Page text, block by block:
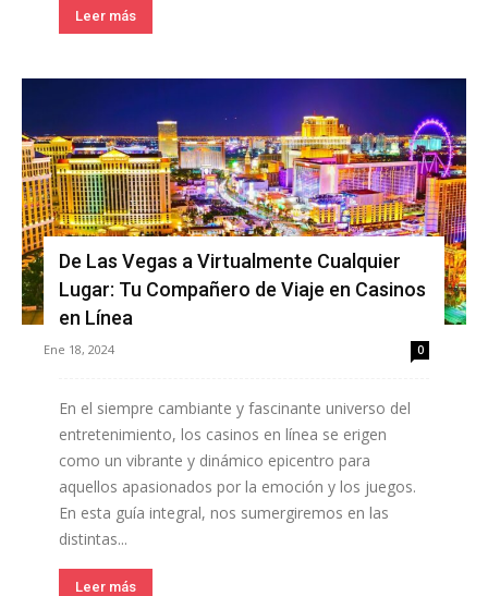
Leer más
De Las Vegas a Virtualmente Cualquier
Lugar: Tu Compañero de Viaje en Casinos
en Línea
Ene 18, 2024 0
En el siempre cambiante y fascinante universo del
entretenimiento, los casinos en línea se erigen
como un vibrante y dinámico epicentro para
aquellos apasionados por la emoción y los juegos.
En esta guía integral, nos sumergiremos en las
distintas...
Leer más